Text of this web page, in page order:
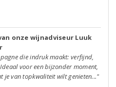
onze wijnadviseur Luuk
die indruk maakt: verfijnd,
voor een bijzonder moment,
je van topkwaliteit wilt genieten..."